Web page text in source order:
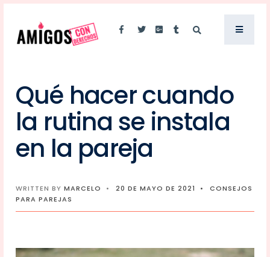
Qué hacer cuando
la rutina se instala
en la pareja
WRITTEN BY MARCELO • 20 DE MAYO DE 2021 •
CONSEJOS
PARA PAREJAS